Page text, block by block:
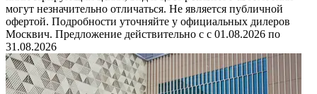
могут незначительно отличаться. Не является публичной
офертой. Подробности уточняйте у официальных дилеров
Москвич. Предложение действительно с с 01.08.2026 по
31.08.2026